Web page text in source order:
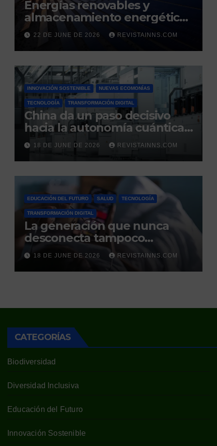
Energías renovables y
almacenamiento energético:
la nueva columna vertebral
de la estabilidad del sistema
eléctrico español
22 DE JUNE DE 2026 REVISTAINNS.COM
INNOVACIÓN SOSTENIBLE NUEVAS ECOMONÍAS
TECNOLOGÍA TRANSFORMACIÓN DIGITAL
China da un paso decisivo
hacia la autonomía cuántica:
produce por primera vez el
silicio ultrapuro que sus
competidores controlaban
18 DE JUNE DE 2026 REVISTAINNS.COM
EDUCACIÓN DEL FUTURO SALUD TECNOLOGÍA
TRANSFORMACIÓN DIGITAL
La generación que nunca
desconecta tampoco
duerme
18 DE JUNE DE 2026 REVISTAINNS.COM
CATEGORÍAS
Biodiversidad
Diversidad Inclusiva
Educación del Futuro
Innovación Sostenible